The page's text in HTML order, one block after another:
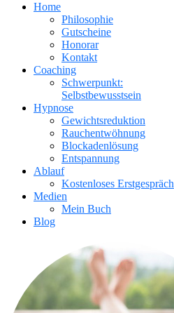
Home
Philosophie
Gutscheine
Honorar
Kontakt
Coaching
Schwerpunkt:
Selbstbewusstsein
Hypnose
Gewichtsreduktion
Rauchentwöhnung
Blockadenlösung
Entspannung
Ablauf
Kostenloses Erstgespräch
Medien
Mein Buch
Blog